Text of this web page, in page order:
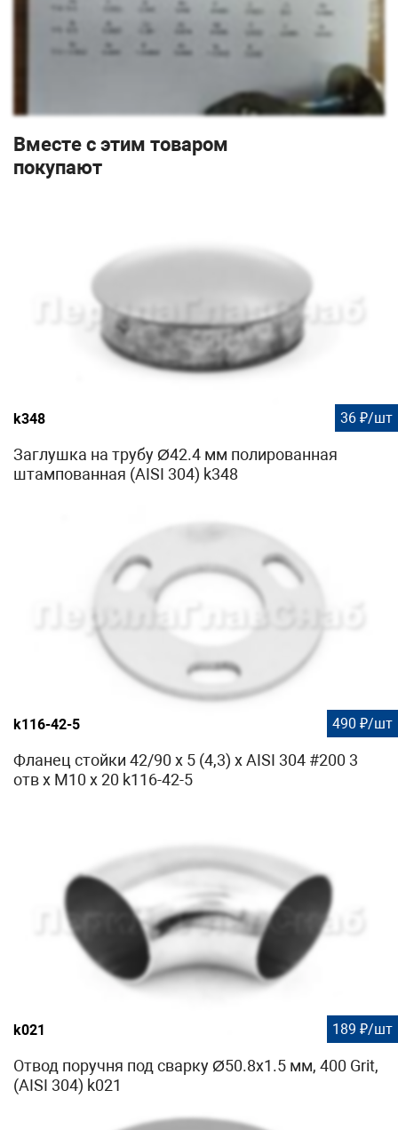
Вместе с этим товаром
покупают
k348 36 ₽/шт
Заглушка на трубу Ø42.4 мм полированная
штампованная (AISI 304) k348
k116-42-5 490 ₽/шт
Фланец стойки 42/90 х 5 (4,3) х AISI 304 #200 3
отв х М10 х 20 k116-42-5
k021 189 ₽/шт
Отвод поручня под сварку Ø50.8х1.5 мм, 400 Grit,
(AISI 304) k021